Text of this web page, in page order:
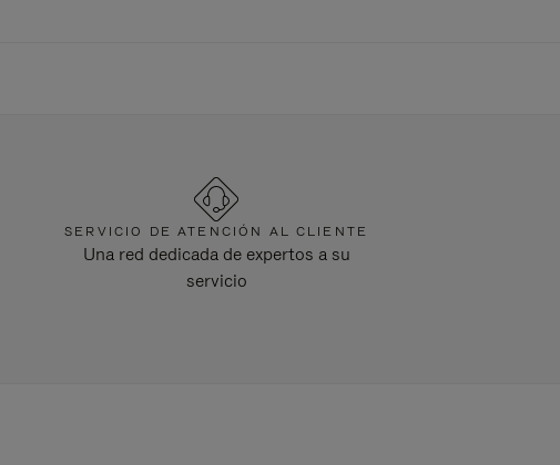
SERVICIO DE ATENCIÓN AL CLIENTE
Una red dedicada de expertos a su
servicio